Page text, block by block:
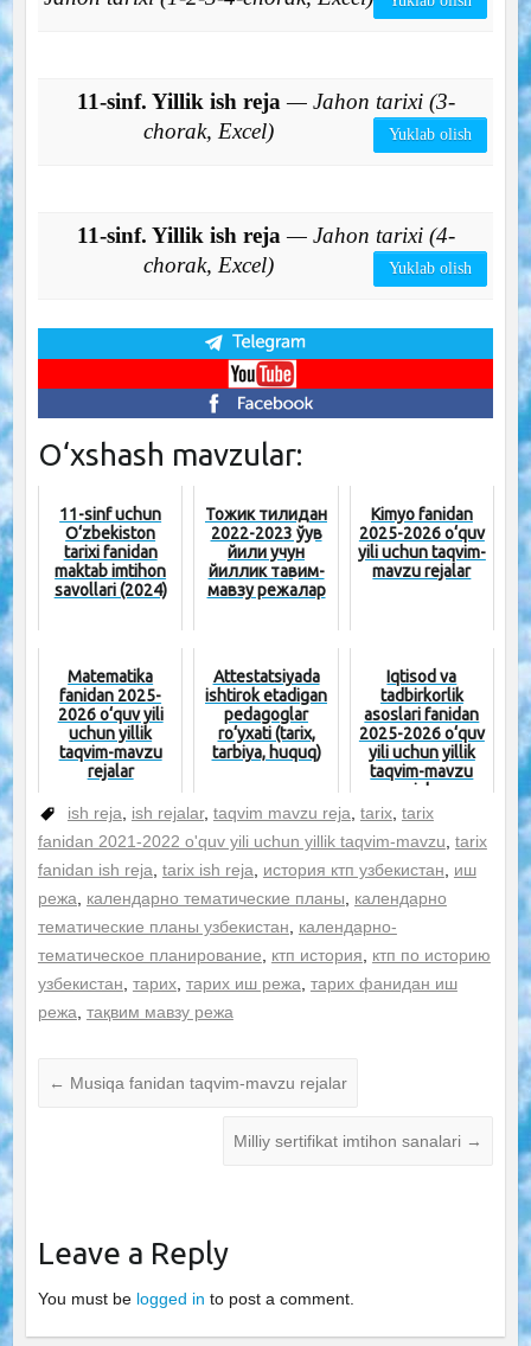
11-sinf. Yillik ish reja — Jahon tarixi (3-
chorak, Excel)
Yuklab olish
11-sinf. Yillik ish reja — Jahon tarixi (4-
chorak, Excel)
Yuklab olish
O‘xshash mavzular:
11-sinf uchun
O‘zbekiston
tarixi fanidan
maktab imtihon
savollari (2024)
Тожик тилидан
2022-2023 ўқув
йили учун
йиллик тақвим-
мавзу режалар
Kimyo fanidan
2025-2026 o‘quv
yili uchun taqvim-
mavzu rejalar
Matematika
fanidan 2025-
2026 o‘quv yili
uchun yillik
taqvim-mavzu
rejalar
Attestatsiyada
ishtirok etadigan
pedagoglar
ro‘yxati (tarix,
tarbiya, huquq)
Iqtisod va
tadbirkorlik
asoslari fanidan
2025-2026 o‘quv
yili uchun yillik
taqvim-mavzu
rejalar
ish reja
ish rejalar, taqvim mavzu reja tarix, tarix
fanidan 2021-2022 o'quv yili uchun yillik taqvim-mavzu tarix
fanidan ish reja tarix ish reja история ктп узбекистан
иш
режа
календарно тематические планы
календарно
тематические планы узбекистан
календарно-
тематическое планирование
ктп история
ктп по историю
узбекистан тарих, тарих иш режа тарих фанидан иш
режа тақвим мавзу режа
← Musiqa fanidan taqvim-mavzu rejalar
Milliy sertifikat imtihon sanalari →
Leave a Reply
You must be logged in to post a comment.